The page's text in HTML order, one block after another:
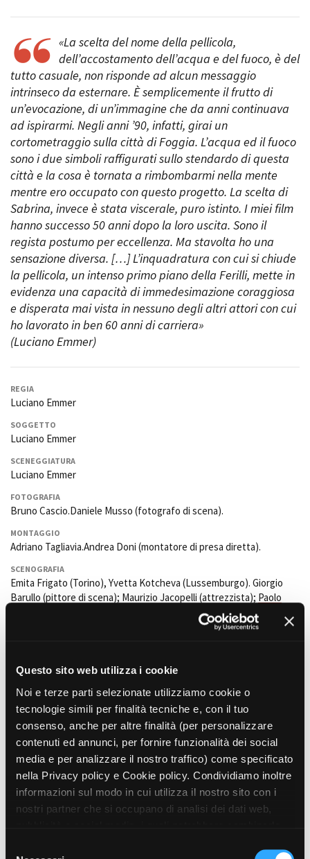
Questo sito web utilizza i cookie
Noi e terze parti selezionate utilizziamo cookie o
tecnologie simili per finalità tecniche e, con il tuo
consenso, anche per altre finalità (per personalizzare
contenuti ed annunci, per fornire funzionalità dei social
media e per analizzare il nostro traffico) come specificato
nella Privacy policy e Cookie policy. Condividiamo inoltre
informazioni sul modo in cui utilizza il nostro sito con i
nostri partner che si occupano di analisi dei dati web,
Professionisti
Attrici-Attori
Beginners
LOCATION GUIDE
FILM DATABASE
BOOK DATABASE
NEWS
CASTING
Location - Accedi al tuo
profilo
Location - Nuovo utente
Newsletter
Lavora con noi
Stage - Tirocini - Scuola e
Lavoro
Elenco Operatori Economici
per affidamento lavori in
economia
Amministrazione trasparente
Bandi e gare
Contatti
Privacy
Whistleblowing
«La scelta del nome della pellicola,
dell’accostamento dell’acqua e del fuoco, è del
tutto casuale, non risponde ad alcun messaggio
intrinseco da esternare. È semplicemente il frutto di
un’evocazione, di un’immagine che da anni continuava
ad ispirarmi. Negli anni ’90, infatti, girai un
cortometraggio sulla città di Foggia. L’acqua ed il fuoco
sono i due simboli raffigurati sullo stendardo di questa
città e la cosa è tornata a rimbombarmi nella mente
mentre ero occupato con questo progetto. La scelta di
Sabrina, invece è stata viscerale, puro istinto. I miei film
hanno successo 50 anni dopo la loro uscita. Sono il
regista postumoper eccellenza. Ma stavolta ho una
sensazione diversa. […] L’inquadratura con cui si chiude
la pellicola, un intenso primo piano della Ferilli, mette in
evidenza una capacità di immedesimazione coraggiosa
e disperata mai vista in nessuno degli altri attori con cui
ho lavorato in ben 60 anni di carriera»
(Luciano Emmer)
REGIA
Luciano Emmer
SOGGETTO
Luciano Emmer
SCENEGGIATURA
Luciano Emmer
FOTOGRAFIA
Bruno Cascio.Daniele Musso (fotografo di scena).
MONTAGGIO
Adriano Tagliavia.Andrea Doni (montatore di presa diretta).
SCENOGRAFIA
Emita Frigato (Torino), Yvetta Kotcheva (Lussemburgo). Giorgio
Barullo (pittore di scena); Maurizio Jacopelli (attrezzista); Paolo
Monterisi e Giuseppina Dosa (Sarte).
MUSICA ORIGINALE
Stelvio Cipriani
Marco Grillo.Alfredo Petti (microfonista).
OPERATORE
Angelo Santovito e Elio Bisignani (seconda unità).Giovanni Angeloni
e Patrizio Luigi Ciangola (assistenti operatori); Claudio Grifalconi,
Carlo Dilani e Giuseppe Pagliardini (aiuto operatori).